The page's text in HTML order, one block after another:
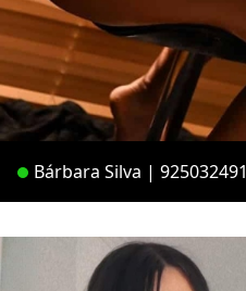
Bárbara Silva | 925032491